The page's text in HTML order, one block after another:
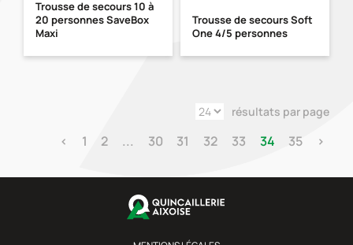
Trousse de secours 10 à
20 personnes SaveBox
Maxi
Trousse de secours Soft
One 4/5 personnes
résultats par page
‹ 1 2 ... 30 31 32 33 34 35 ›